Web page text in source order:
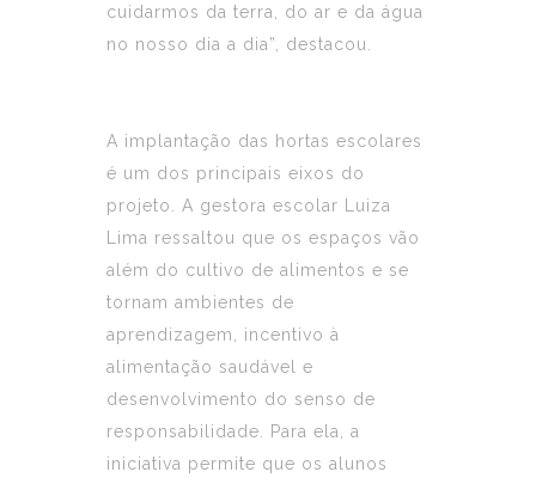
cuidarmos da terra, do ar e da água
no nosso dia a dia”, destacou.
A implantação das hortas escolares
é um dos principais eixos do
projeto. A gestora escolar Luiza
Lima ressaltou que os espaços vão
além do cultivo de alimentos e se
tornam ambientes de
aprendizagem, incentivo à
alimentação saudável e
desenvolvimento do senso de
responsabilidade. Para ela, a
iniciativa permite que os alunos